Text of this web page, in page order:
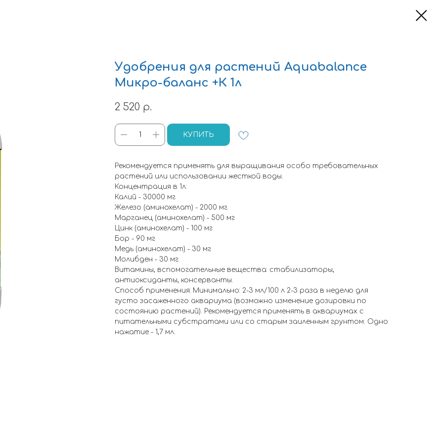
Удобрения для растений Aquabalance
Микро-баланс +К 1л
2 520 р.
КУПИТЬ
Рекомендуется применять для выращивания особо требовательных
растений или использовании жесткой воды.
Концентрация в 1л:
Калий - 30000 мг
Железо (аминохелат) - 2000 мг
Марганец (аминохелат) - 500 мг
Цинк (аминохелат) - 100 мг
Бор - 90 мг
Медь (аминохелат) - 30 мг
Молибден - 30 мг
Витамины, вспомогательные вещества: стабилизаторы,
антиоксиданты, консерванты.
Способ применения: Минимально: 2-3 мл/100 л 2-3 раза в неделю для
густо засаженного аквариума (возможно изменение дозировки по
состоянию растений). Рекомендуется применять в аквариумах с
питательными субстратами или со старым заиленным грунтом. Одно
нажатие - 1,7 мл.